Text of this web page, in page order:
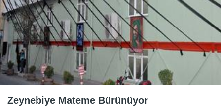
Zeynebiye Mateme Bürünüyor